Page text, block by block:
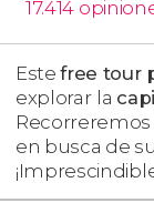
17.414
Estefree tour
explorar la
Recorreremos
en busca de